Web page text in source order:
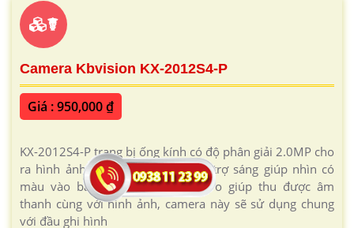
☤
Camera Kbvision KX-2012S4-P
Giá : 950,000 ₫
KX-2012S4-P trang bị ống kính có độ phân giải 2.0MP cho
ra hình ảnh tốt, trang bị đèn Led trợ sáng giúp nhìn có
màu vào ban đêm, tích hợp micro giúp thu được âm
thanh cùng với hình ảnh, camera này sẽ sử dụng chung
với đầu ghi hình